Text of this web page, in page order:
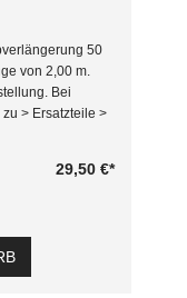
50
von 2,00 m.
Bei
> Ersatzteile >
29,50 €*